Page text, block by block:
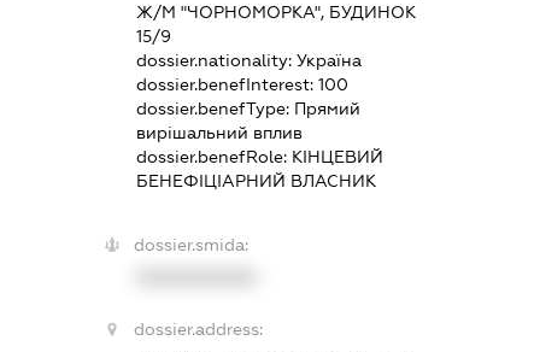
Ж/М "ЧОРНОМОРКА", БУДИНОК
15/9
dossier.nationality:Україна
dossier.benefInterest:100
dossier.benefType: Прямий
вирішальний вплив
dossier.benefRole: КІНЦЕВИЙ
БЕНЕФІЦІАРНИЙ ВЛАСНИК
dossier.smida:
dossier.address: